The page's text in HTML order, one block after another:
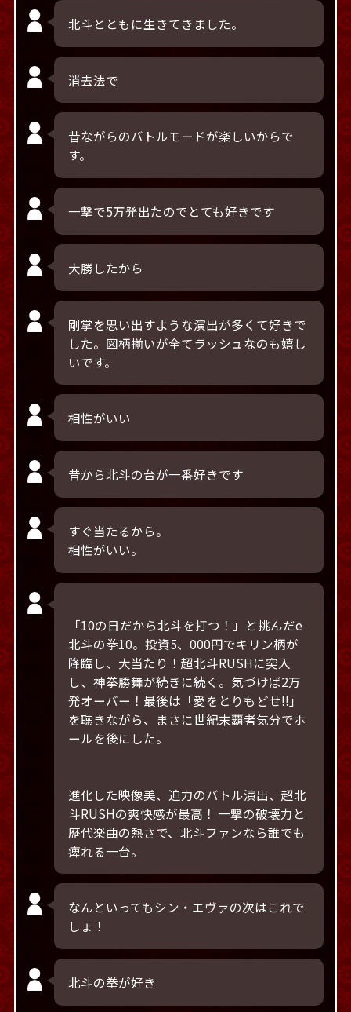
北斗とともに生きてきました。
消去法で
昔ながらのバトルモードが楽しいからで
す。
一撃で5万発出たのでとても好きです
大勝したから
剛掌を思い出すような演出が多くて好きで
した。図柄揃いが全てラッシュなのも嬉し
いです。
相性がいい
昔から北斗の台が一番好きです
すぐ当たるから。
相性がいい。
「10の日だから北斗を打つ！」と挑んだe
北斗の拳10。投資5、000円でキリン柄が
降臨し、大当たり！超北斗RUSHに突入
し、神拳勝舞が続きに続く。気づけば2万
発オーバー！最後は「愛をとりもどせ!!」
を聴きながら、まさに世紀末覇者気分でホ
ールを後にした。
進化した映像美、迫力のバトル演出、超北
斗RUSHの爽快感が最高！ 一撃の破壊力と
歴代楽曲の熱さで、北斗ファンなら誰でも
痺れる一台。
なんといってもシン・エヴァの次はこれで
しょ！
北斗の拳が好き